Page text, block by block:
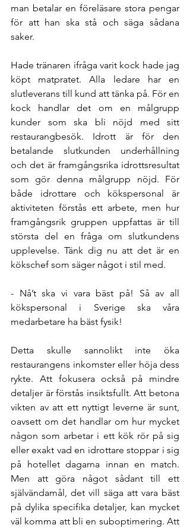
man betalar en föreläsare stora pengar
för att han ska stå och säga sådana
saker.
Hade tränaren ifråga varit kock hade jag
köpt matpratet. Alla ledare har en
slutleverans till kund att tänka på. För en
kock handlar det om en målgrupp
kunder som ska bli nöjd med sitt
restaurangbesök. Idrott är för den
betalande slutkunden underhållning
och det är framgångsrika idrottsresultat
som gör denna målgrupp nöjd. För
både idrottare och kökspersonal är
aktiviteten förstås ett arbete, men hur
framgångsrik gruppen uppfattas är till
största del en fråga om slutkundens
upplevelse. Tänk dig nu att det är en
kökschef som säger något i stil med.
- Nå’t ska vi vara bäst på! Så av all
kökspersonal i Sverige ska våra
medarbetare ha bäst fysik!
Detta skulle sannolikt inte öka
restaurangens inkomster eller höja dess
rykte. Att fokusera också på mindre
detaljer är förstås insiktsfullt. Att betona
vikten av att ett nyttigt leverne är sunt,
oavsett om det handlar om hur mycket
någon som arbetar i ett kök rör på sig
eller exakt vad en idrottare stoppar i sig
på hotellet dagarna innan en match.
Men att göra något sådant till ett
självändamål, det vill säga att vara bäst
på dylika specifika detaljer, kan mycket
väl komma att bli en suboptimering. Att